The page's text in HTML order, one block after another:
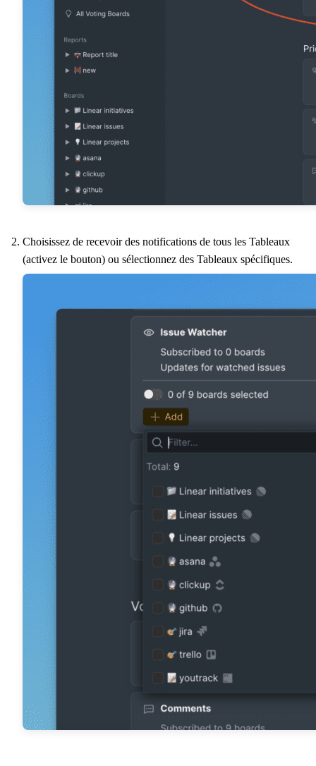
Choisissez de recevoir des notifications de tous les Tableaux
(activez le bouton) ou sélectionnez des Tableaux spécifiques.